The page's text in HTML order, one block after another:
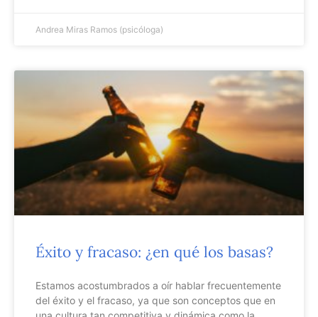
Andrea Miras Ramos (psicóloga)
Éxito y fracaso: ¿en qué los basas?
Estamos acostumbrados a oír hablar frecuentemente
del éxito y el fracaso, ya que son conceptos que en